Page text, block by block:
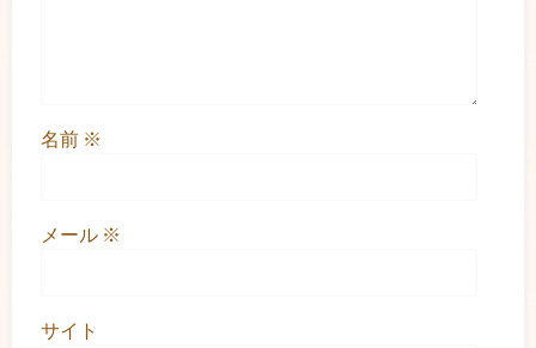
名前 ※
メール ※
サイト